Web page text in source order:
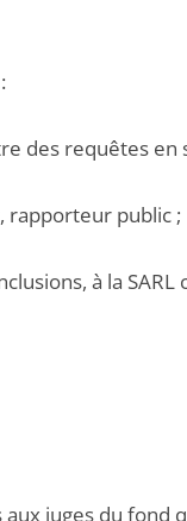
des requêtes en
rapporteur public ;
à la
juges du